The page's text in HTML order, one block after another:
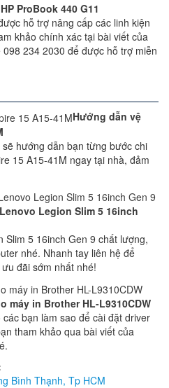
ProBook 440 G11
hỗ trợ nâng cấp các linh kiện
khảo chính xác tại bài viết của
234 2030 để được hỗ trợ miễn
Hướng dẫn vệ
hướng dẫn bạn từng bước chi
15 A15-41M ngay tại nhà, đảm
Legion Slim 5 16inch
Slim 5 16inch Gen 9 chất lượng,
nhé. Nhanh tay liên hệ để
đãi sớm nhất nhé!
máy in Brother HL-L9310CDW
bạn làm sao để cài đặt driver
tham khảo qua bài viết của
Bình Thạnh, Tp HCM